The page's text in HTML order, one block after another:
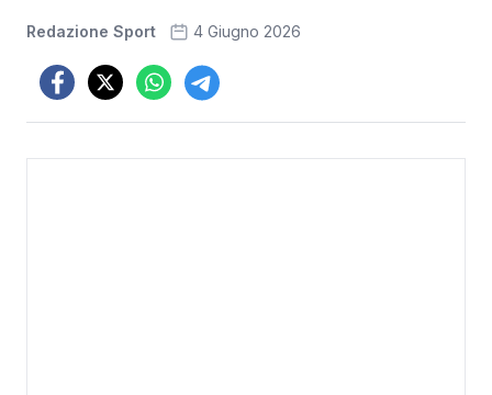
Redazione Sport 4 Giugno 2026